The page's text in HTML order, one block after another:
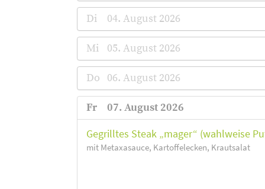
Di 04. August 2026
Mi 05. August 2026
Do 06. August 2026
Fr
07. August 2026
Gegrilltes Steak „mager“ (wahlweise
mit Metaxasauce, Kartoffelecken, Krautsalat